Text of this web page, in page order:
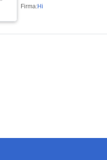
Firma:Hi